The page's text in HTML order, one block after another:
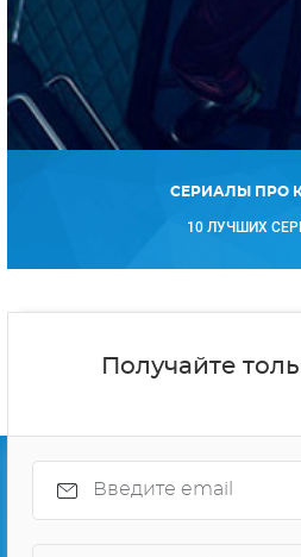
СЕРИАЛЫ ПРО
10 ЛУЧШИХ
Получайте